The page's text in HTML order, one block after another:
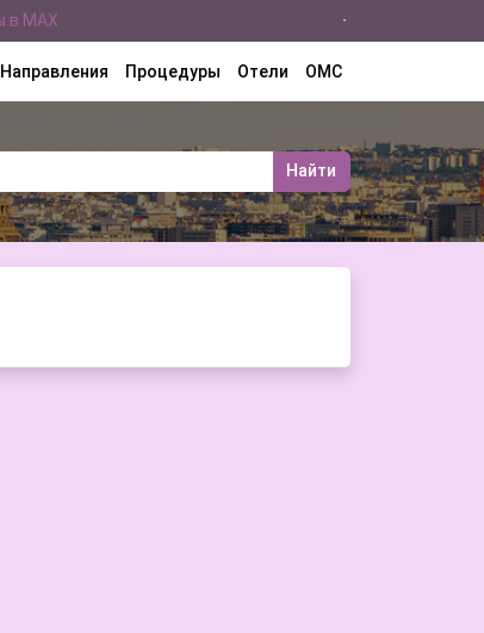
Направления Процедуры Отели ОМС
Найти